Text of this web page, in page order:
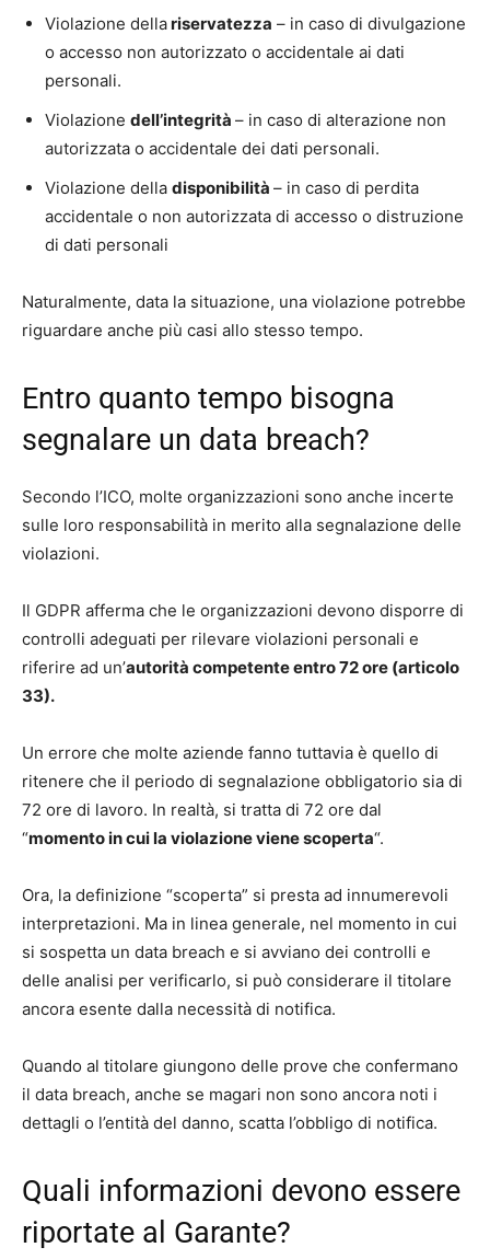
Violazione dellariservatezza – in caso di divulgazione
o accesso non autorizzato o accidentale ai dati
personali.
Violazione dell’integrità – in caso di alterazione non
autorizzata o accidentale dei dati personali.
Violazione della disponibilità – in caso di perdita
accidentale o non autorizzata di accesso o distruzione
di dati personali
Naturalmente, data la situazione, una violazione potrebbe
riguardare anche più casi allo stesso tempo.
Entro quanto tempo bisogna
segnalare un data breach?
Secondo l’ICO, molte organizzazioni sono anche incerte
sulle loro responsabilità in merito alla segnalazione delle
violazioni.
Il GDPR afferma che le organizzazioni devono disporre di
controlli adeguati per rilevare violazioni personali e
riferire ad un’autorità competente entro 72 ore (articolo
33).
Un errore che molte aziende fanno tuttavia è quello di
ritenere che il periodo di segnalazione obbligatorio sia di
72 ore di lavoro. In realtà, si tratta di 72 ore dal
“momento in cui la violazione viene scoperta“.
Ora, la definizione “scoperta” si presta ad innumerevoli
interpretazioni. Ma in linea generale, nel momento in cui
si sospetta un data breach e si avviano dei controlli e
delle analisi per verificarlo, si può considerare il titolare
ancora esente dalla necessità di notifica.
Quando al titolare giungono delle prove che confermano
il data breach, anche se magari non sono ancora noti i
dettagli o l’entità del danno, scatta l’obbligo di notifica.
Quali informazioni devono essere
riportate al Garante?